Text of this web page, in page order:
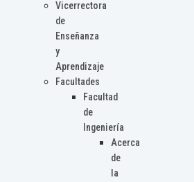
Vicerrectora
de
Enseñanza
y
Aprendizaje
Facultades
Facultad
de
Ingeniería
Acerca
de
la